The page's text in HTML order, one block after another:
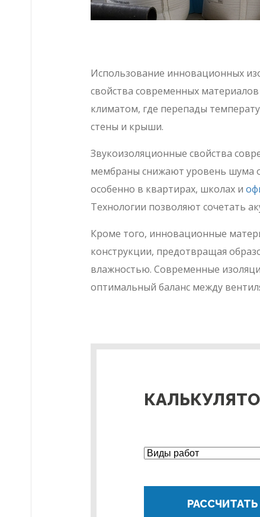
Использование инновационных
свойства современных
климатом, где перепады
стены и крыши.
Звукоизоляционные свойства
мембраны снижают уровень шума
особенно в квартирах, школах и
Технологии позволяют сочетать
Кроме того, инновационные
конструкции, предотвращая
влажностью. Современные
оптимальный баланс между
РАССЧИТАТЬ